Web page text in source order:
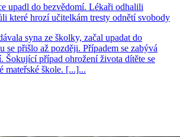
upadl do bezvědomí. Lékaři odhalili
které hrozí učitelkám tresty odnětí svobody
syna ze školky, začal upadat do
se přišlo až později. Případem se zabývá
Šokující případ ohrožení života dítěte se
mateřské škole. [...]...